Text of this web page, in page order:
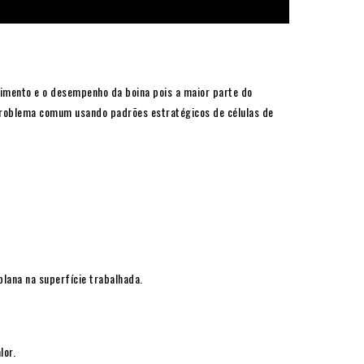
e o desempenho da boina pois a maior parte do
comum usando padrões estratégicos de células de
na superfície trabalhada.